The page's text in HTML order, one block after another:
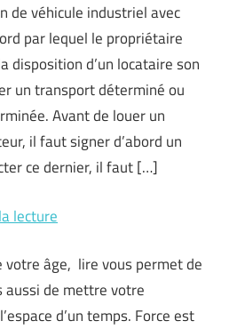
de véhicule industriel avec
par lequel le propriétaire
disposition d’un locataire son
un transport déterminé ou
Avant de louer un
il faut signer d’abord un
ce dernier, il faut […]
lecture
votre âge, lire vous permet de
aussi de mettre votre
d’un temps. Force est